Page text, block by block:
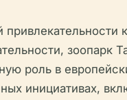
зоопарк
роль в
инициативах,